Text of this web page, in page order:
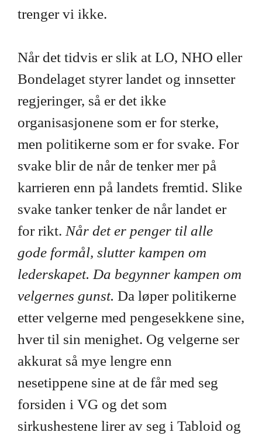
trenger vi ikke.
Når det tidvis er slik at LO, NHO eller
Bondelaget styrer landet og innsetter
regjeringer, så er det ikke
organisasjonene som er for sterke,
men politikerne som er for svake. For
svake blir de når de tenker mer på
karrieren enn på landets fremtid. Slike
svake tanker tenker de når landet er
for rikt. Når det er penger til alle
gode formål, slutter kampen om
lederskapet. Da begynner kampen om
velgernes gunst. Da løper politikerne
etter velgerne med pengesekkene sine,
hver til sin menighet. Og velgerne ser
akkurat så mye lengre enn
nesetippene sine at de får med seg
forsiden i VG og det som
sirkushestene lirer av seg i Tabloid og